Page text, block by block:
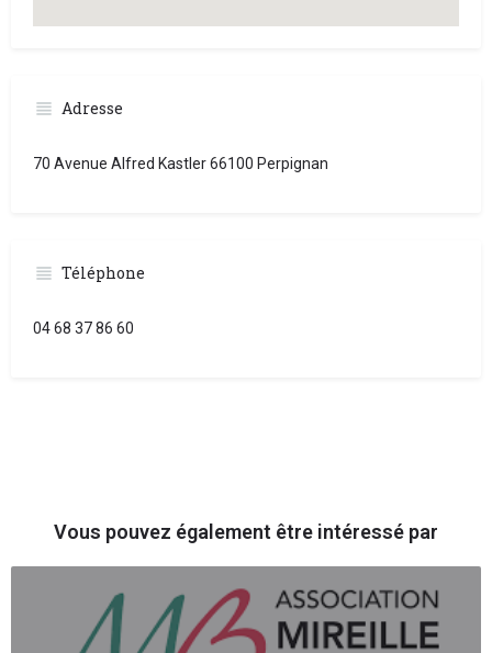
Adresse
70 Avenue Alfred Kastler 66100 Perpignan
Téléphone
04 68 37 86 60
Vous pouvez également être intéressé par